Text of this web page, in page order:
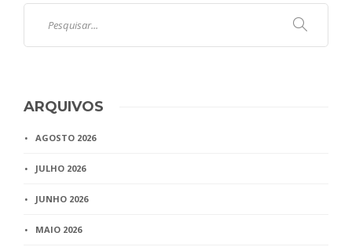
ARQUIVOS
AGOSTO 2026
JULHO 2026
JUNHO 2026
MAIO 2026